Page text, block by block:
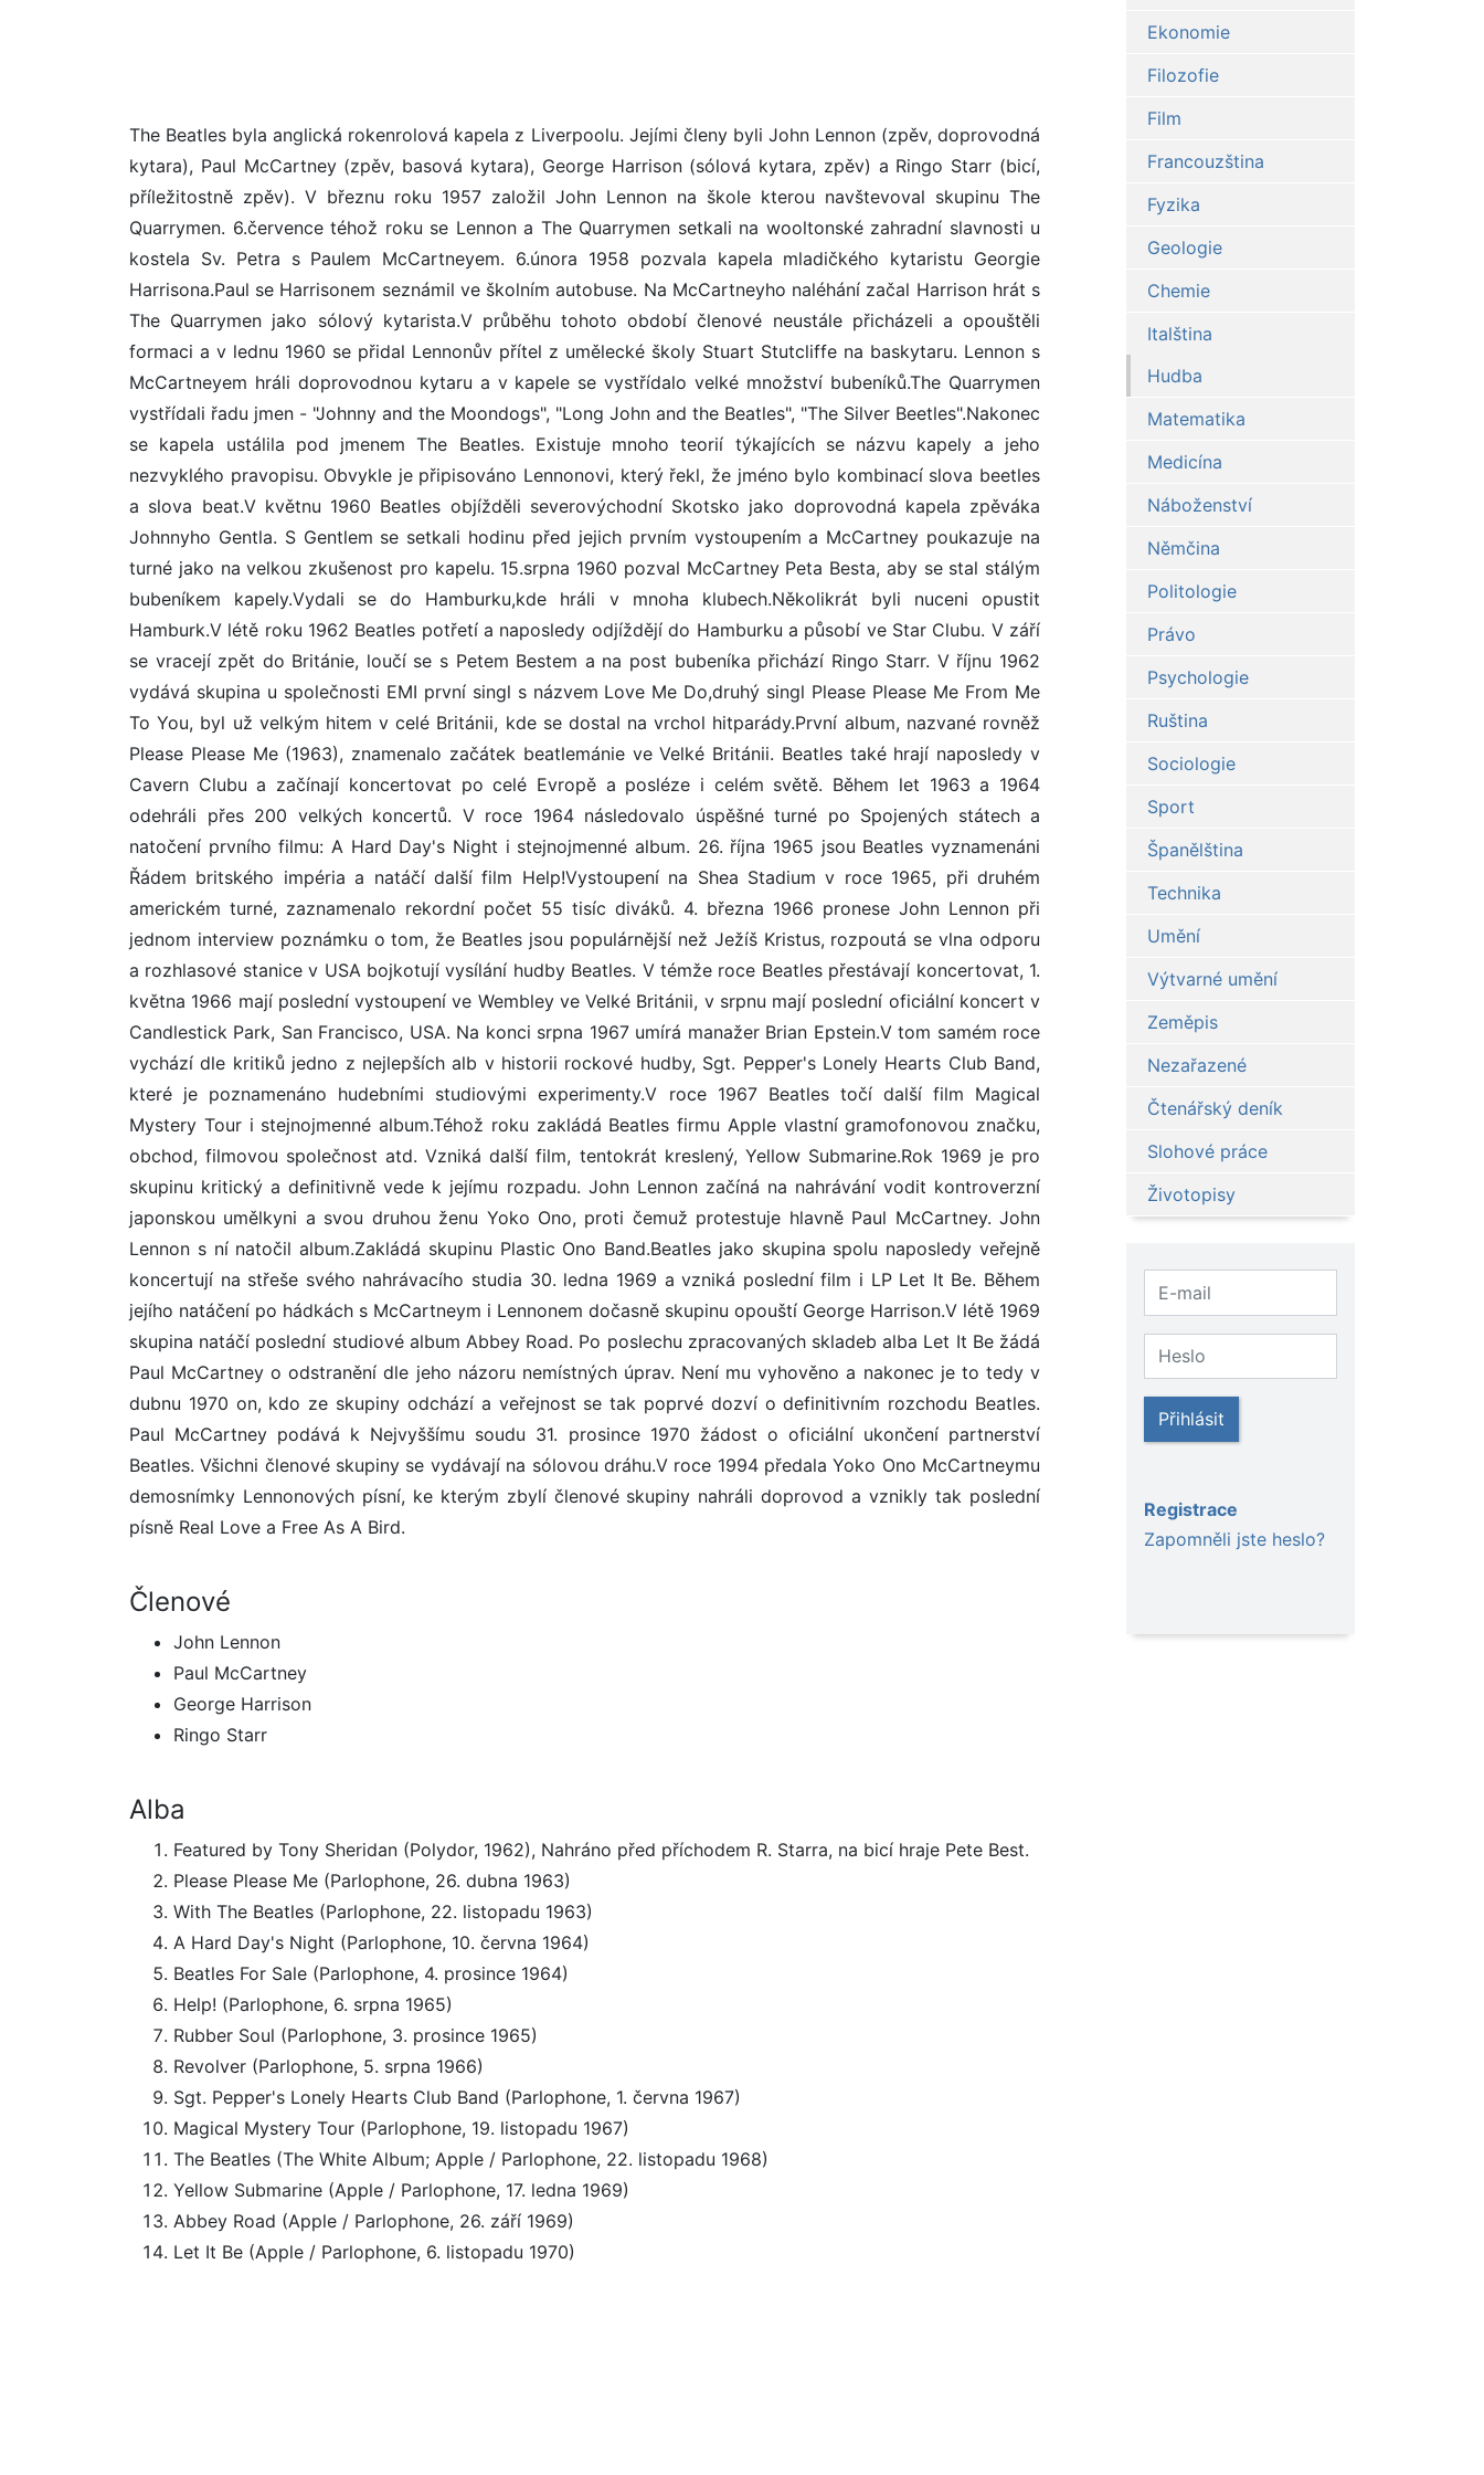
The Beatles byla anglická rokenrolová kapela z Liverpoolu. Jejími členy byli John Lennon (zpěv, doprovodná
kytara), Paul McCartney (zpěv, basová kytara), George Harrison (sólová kytara, zpěv) a Ringo Starr (bicí,
příležitostně zpěv). V březnu roku 1957 založil John Lennon na škole kterou navštevoval skupinu The
Quarrymen. 6.července téhož roku se Lennon a The Quarrymen setkali na wooltonské zahradní slavnosti u
kostela Sv. Petra s Paulem McCartneyem. 6.února 1958 pozvala kapela mladičkého kytaristu Georgie
Harrisona.Paul se Harrisonem seznámil ve školním autobuse. Na McCartneyho naléhání začal Harrison hrát s
The Quarrymen jako sólový kytarista.V průběhu tohoto období členové neustále přicházeli a opouštěli
formaci a v lednu 1960 se přidal Lennonův přítel z umělecké školy Stuart Stutcliffe na baskytaru. Lennon s
McCartneyem hráli doprovodnou kytaru a v kapele se vystřídalo velké množství bubeníků.The Quarrymen
vystřídali řadu jmen - "Johnny and the Moondogs", "Long John and the Beatles", "The Silver Beetles".Nakonec
se kapela ustálila pod jmenem The Beatles. Existuje mnoho teorií týkajících se názvu kapely a jeho
nezvyklého pravopisu. Obvykle je připisováno Lennonovi, který řekl, že jméno bylo kombinací slova beetles
a slova beat.V květnu 1960 Beatles objížděli severovýchodní Skotsko jako doprovodná kapela zpěváka
Johnnyho Gentla. S Gentlem se setkali hodinu před jejich prvním vystoupením a McCartney poukazuje na
turné jako na velkou zkušenost pro kapelu. 15.srpna 1960 pozval McCartney Peta Besta, aby se stal stálým
bubeníkem kapely.Vydali se do Hamburku,kde hráli v mnoha klubech.Několikrát byli nuceni opustit
Hamburk.V létě roku 1962 Beatles potřetí a naposledy odjíždějí do Hamburku a působí ve Star Clubu. V září
se vracejí zpět do Británie, loučí se s Petem Bestem a na post bubeníka přichází Ringo Starr. V říjnu 1962
vydává skupina u společnosti EMI první singl s názvem Love Me Do,druhý singl Please Please Me From Me
To You, byl už velkým hitem v celé Británii, kde se dostal na vrchol hitparády.První album, nazvané rovněž
Please Please Me (1963), znamenalo začátek beatlemánie ve Velké Británii. Beatles také hrají naposledy v
Cavern Clubu a začínají koncertovat po celé Evropě a posléze i celém světě. Během let 1963 a 1964
odehráli přes 200 velkých koncertů. V roce 1964 následovalo úspěšné turné po Spojených státech a
natočení prvního filmu: A Hard Day's Night i stejnojmenné album. 26. října 1965 jsou Beatles vyznamenáni
Řádem britského impéria a natáčí další film Help!Vystoupení na Shea Stadium v roce 1965, při druhém
americkém turné, zaznamenalo rekordní počet 55 tisíc diváků. 4. března 1966 pronese John Lennon při
jednom interview poznámku o tom, že Beatles jsou populárnější než Ježíš Kristus, rozpoutá se vlna odporu
a rozhlasové stanice v USA bojkotují vysílání hudby Beatles. V témže roce Beatles přestávají koncertovat, 1.
května 1966 mají poslední vystoupení ve Wembley ve Velké Británii, v srpnu mají poslední oficiální koncert v
Candlestick Park, San Francisco, USA. Na konci srpna 1967 umírá manažer Brian Epstein.V tom samém roce
vychází dle kritiků jedno z nejlepších alb v historii rockové hudby, Sgt. Pepper's Lonely Hearts Club Band,
které je poznamenáno hudebními studiovými experimenty.V roce 1967 Beatles točí další film Magical
Mystery Tour i stejnojmenné album.Téhož roku zakládá Beatles firmu Apple vlastní gramofonovou značku,
obchod, filmovou společnost atd. Vzniká další film, tentokrát kreslený, Yellow Submarine.Rok 1969 je pro
skupinu kritický a definitivně vede k jejímu rozpadu. John Lennon začíná na nahrávání vodit kontroverzní
japonskou umělkyni a svou druhou ženu Yoko Ono, proti čemuž protestuje hlavně Paul McCartney. John
Lennon s ní natočil album.Zakládá skupinu Plastic Ono Band.Beatles jako skupina spolu naposledy veřejně
koncertují na střeše svého nahrávacího studia 30. ledna 1969 a vzniká poslední film i LP Let It Be. Během
jejího natáčení po hádkách s McCartneym i Lennonem dočasně skupinu opouští George Harrison.V létě 1969
skupina natáčí poslední studiové album Abbey Road. Po poslechu zpracovaných skladeb alba Let It Be žádá
Paul McCartney o odstranění dle jeho názoru nemístných úprav. Není mu vyhověno a nakonec je to tedy v
dubnu 1970 on, kdo ze skupiny odchází a veřejnost se tak poprvé dozví o definitivním rozchodu Beatles.
Paul McCartney podává k Nejvyššímu soudu 31. prosince 1970 žádost o oficiální ukončení partnerství
Beatles. Všichni členové skupiny se vydávají na sólovou dráhu.V roce 1994 předala Yoko Ono McCartneymu
demosnímky Lennonových písní, ke kterým zbylí členové skupiny nahráli doprovod a vznikly tak poslední
písně Real Love a Free As A Bird.
Členové
John Lennon
Paul McCartney
George Harrison
Ringo Starr
Alba
Featured by Tony Sheridan (Polydor, 1962), Nahráno před příchodem R. Starra, na bicí hraje Pete Best.
Please Please Me (Parlophone, 26. dubna 1963)
With The Beatles (Parlophone, 22. listopadu 1963)
A Hard Day's Night (Parlophone, 10. června 1964)
Beatles For Sale (Parlophone, 4. prosince 1964)
Help! (Parlophone, 6. srpna 1965)
Rubber Soul (Parlophone, 3. prosince 1965)
Revolver (Parlophone, 5. srpna 1966)
Sgt. Pepper's Lonely Hearts Club Band (Parlophone, 1. června 1967)
Magical Mystery Tour (Parlophone, 19. listopadu 1967)
The Beatles (The White Album; Apple / Parlophone, 22. listopadu 1968)
Yellow Submarine (Apple / Parlophone, 17. ledna 1969)
Abbey Road (Apple / Parlophone, 26. září 1969)
Let It Be (Apple / Parlophone, 6. listopadu 1970)
Ekonomie
Filozofie
Film
Francouzština
Fyzika
Geologie
Chemie
Italština
Hudba
Matematika
Medicína
Náboženství
Němčina
Politologie
Právo
Psychologie
Ruština
Sociologie
Sport
Španělština
Technika
Umění
Výtvarné umění
Zeměpis
Nezařazené
Čtenářský deník
Slohové práce
Životopisy
Přihlásit
Registrace
Zapomněli jste heslo?